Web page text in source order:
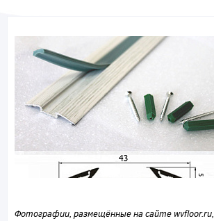
Фотографии, размещённые на сайте wvfloor.ru,